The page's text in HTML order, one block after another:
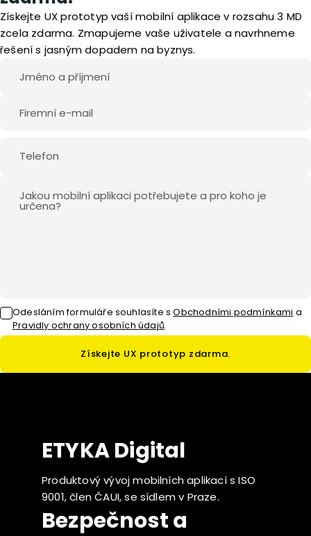
ETYKA Digital
Produktový vývoj mobilních aplikací s ISO
9001, člen ČAUI, se sídlem v Praze.
Bezpečnost a
Získejte UX prototyp vaší mobilní aplikace v rozsahu 3 MD
zcela zdarma. Zmapujeme vaše uživatele a navrhneme
řešení s jasným dopadem na byznys.
Odesláním formuláře souhlasíte s Obchodními podmínkami a
Pravidly ochrany osobních údajů.
Získejte UX prototyp zdarma.